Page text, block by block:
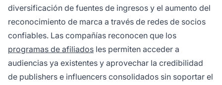
diversificación de fuentes de ingresos y el aumento del
reconocimiento de marca a través de redes de socios
confiables. Las compañías reconocen que los
programas de afiliados les permiten acceder a
audiencias ya existentes y aprovechar la credibilidad
de publishers e influencers consolidados sin soportar el